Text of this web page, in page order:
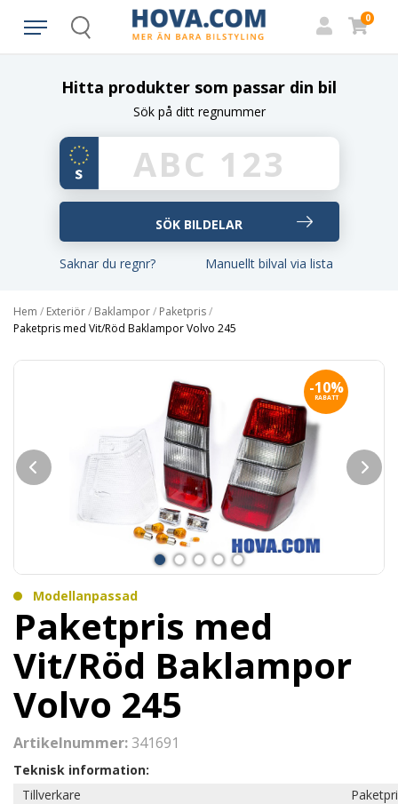
Search
0
Hitta produkter som passar din bil
Sök på ditt regnummer
Saknar du regnr? Manuellt bilval via lista
Hem / Exteriör/ Baklampor/ Paketpris/
Paketpris med Vit/Röd Baklampor Volvo 245
-10%
RABATT
Modellanpassad
Paketpris med
Vit/Röd Baklampor
Volvo 245
Artikelnummer:341691
Teknisk information:
Tillverkare